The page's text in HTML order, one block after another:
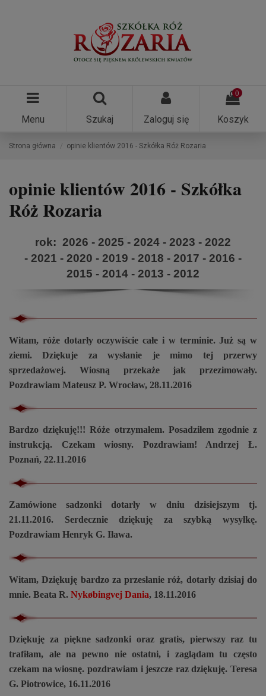
Menu Szukaj Zaloguj się
0
Koszyk
Strona główna opinie klientów 2016 - Szkółka Róż Rozaria
opinie klientów 2016 - Szkółka
Róż Rozaria
rok: 2026 - 2025 - 2024 - 2023 - 2022
- 2021 - 2020 - 2019 - 2018 - 2017 - 2016 -
2015 - 2014 - 2013 - 2012
Witam, róże dotarły oczywiście całe i w terminie. Już są w
ziemi. Dziękuje za wysłanie je mimo tej przerwy
sprzedażowej. Wiosną przekaże jak przezimowały.
Pozdrawiam Mateusz P. Wrocław, 28.11.2016
Bardzo dziękuję!!! Róże otrzymałem. Posadziłem zgodnie z
instrukcją. Czekam wiosny. Pozdrawiam! Andrzej Ł.
Poznań, 22.11.2016
Zamówione sadzonki dotarły w dniu dzisiejszym tj.
21.11.2016. Serdecznie dziękuję za szybką wysyłkę.
Pozdrawiam Henryk G. Iława.
Witam, Dziękuję bardzo za przesłanie róż, dotarły dzisiaj do
mnie. Beata R. Nykøbingvej Dania, 18.11.2016
Dziękuję za piękne sadzonki oraz gratis, pierwszy raz tu
trafiłam, ale na pewno nie ostatni, i zaglądam tu często
czekam na wiosnę. pozdrawiam i jeszcze raz dziękuję. Teresa
G. Piotrowice, 16.11.2016